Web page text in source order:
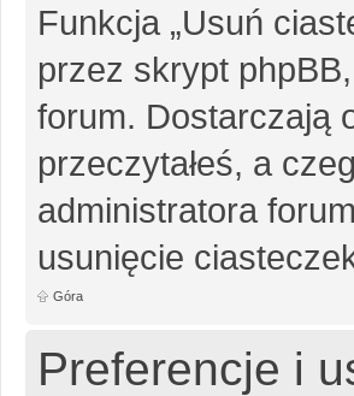
Funkcja „Usuń
przez skrypt
forum. Dostarczają
przeczytałeś, a
administratora
usunięcie
Góra
Preferencje i